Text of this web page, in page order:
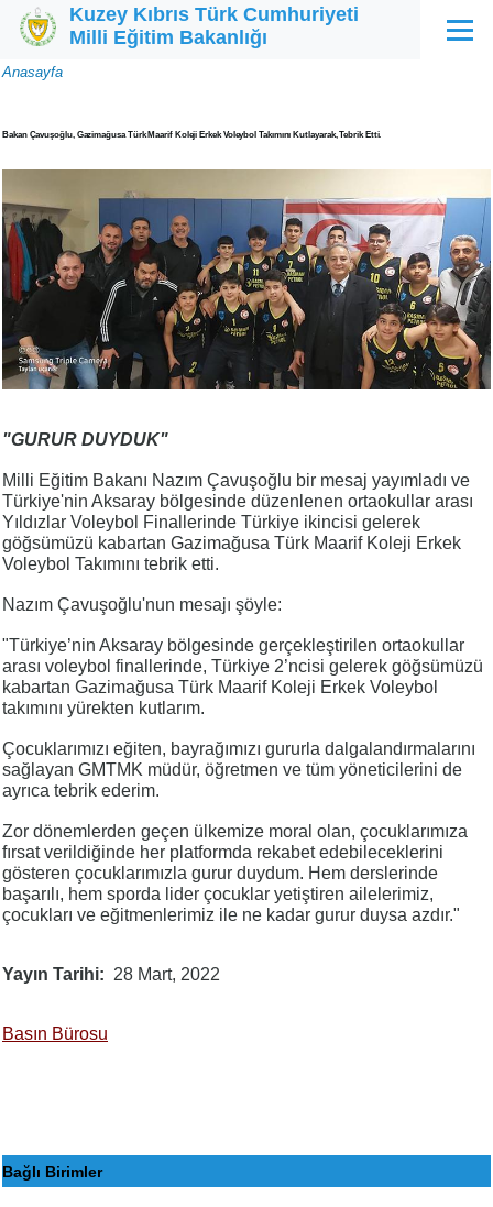
Ana içeriğe atla
Kuzey Kıbrıs Türk Cumhuriyeti
Milli Eğitim Bakanlığı
Menü
Sayfa
Anasayfa
Bakan Çavuşoğlu, Gazimağusa Türk Maarif Koleji Erkek Voleybol Takımını Kutlayarak, Tebrik Etti.
"GURUR DUYDUK"
Milli Eğitim Bakanı Nazım Çavuşoğlu bir mesaj yayımladı ve
Türkiye'nin Aksaray bölgesinde düzenlenen ortaokullar arası
Yıldızlar Voleybol Finallerinde Türkiye ikincisi gelerek
göğsümüzü kabartan Gazimağusa Türk Maarif Koleji Erkek
Voleybol Takımını tebrik etti.
Nazım Çavuşoğlu'nun mesajı şöyle:
"Türkiye’nin Aksaray bölgesinde gerçekleştirilen ortaokullar
arası voleybol finallerinde, Türkiye 2’ncisi gelerek göğsümüzü
kabartan Gazimağusa Türk Maarif Koleji Erkek Voleybol
takımını yürekten kutlarım.
Çocuklarımızı eğiten, bayrağımızı gururla dalgalandırmalarını
sağlayan GMTMK müdür, öğretmen ve tüm yöneticilerini de
ayrıca tebrik ederim.
Zor dönemlerden geçen ülkemize moral olan, çocuklarımıza
fırsat verildiğinde her platformda rekabet edebileceklerini
gösteren çocuklarımızla gurur duydum. Hem derslerinde
başarılı, hem sporda lider çocuklar yetiştiren ailelerimiz,
çocukları ve eğitmenlerimiz ile ne kadar gurur duysa azdır."
Yayın Tarihi 28 Mart, 2022
Basın Bürosu
Bağlı Birimler